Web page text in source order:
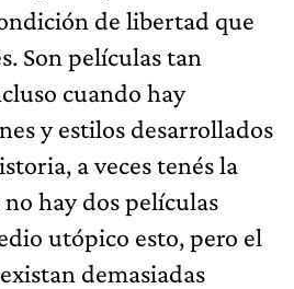
de libertad que
Son películas tan
cuando hay
y estilos desarrollados
a veces tenés la
hay dos películas
utópico esto, pero el
demasiadas